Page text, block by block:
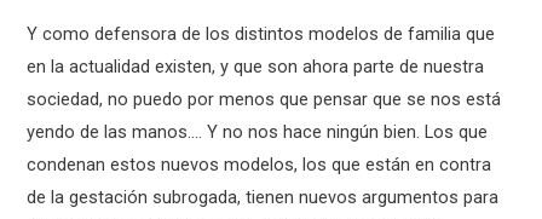
Y como defensora de los distintos modelos de familia que
en la actualidad existen, y que son ahora parte de nuestra
sociedad, no puedo por menos que pensar que se nos está
yendo de las manos…. Y no nos hace ningún bien. Los que
condenan estos nuevos modelos, los que están en contra
de la gestación subrogada, tienen nuevos argumentos para